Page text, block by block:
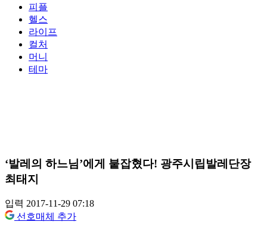
피플
헬스
라이프
컬처
머니
테마
‘발레의 하느님’에게 붙잡혔다! 광주시립발레단장
최태지
입력 2017-11-29 07:18
선호매체 추가